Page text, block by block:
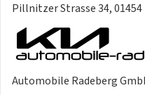
Zuheizer, elektrisch
Antibeschlagsystem
Klimaautomatik mit
Pillnitzer Strasse 34, 01454
Automobile Radeberg